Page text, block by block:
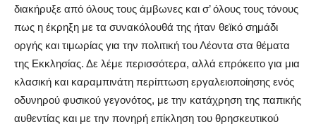
διακήρυξε από όλους τους άμβωνες και σ’ όλους τους τόνους
πως η έκρηξη με τα συνακόλουθά της ήταν θεϊκό σημάδι
οργής και τιμωρίας για την πολιτική του Λέοντα στα θέματα
της Εκκλησίας. Δε λέμε περισσότερα, αλλά επρόκειτο για μια
κλασική και καραμπινάτη περίπτωση εργαλειοποίησης ενός
οδυνηρού φυσικού γεγονότος, με την κατάχρηση της παπικής
αυθεντίας και με την πονηρή επίκληση του θρησκευτικού